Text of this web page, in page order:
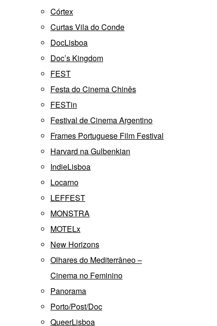
Córtex
Curtas Vila do Conde
DocLisboa
Doc’s Kingdom
FEST
Festa do Cinema Chinês
FESTin
Festival de Cinema Argentino
Frames Portuguese Film Festival
Harvard na Gulbenkian
IndieLisboa
Locarno
LEFFEST
MONSTRA
MOTELx
New Horizons
Olhares do Mediterrâneo –
Cinema no Feminino
Panorama
Porto/Post/Doc
QueerLisboa